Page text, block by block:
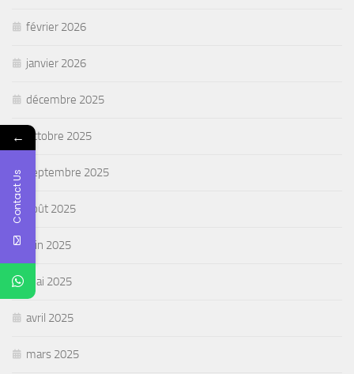
février 2026
janvier 2026
décembre 2025
octobre 2025
septembre 2025
août 2025
juin 2025
mai 2025
avril 2025
mars 2025
←
Contact Us